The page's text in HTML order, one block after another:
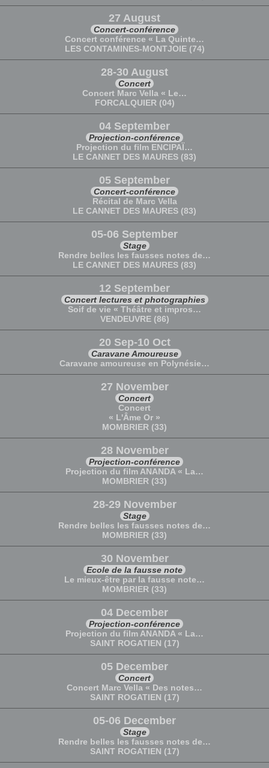
27 August
Concert-conférence
Concert conférence « La Quinte…
LES CONTAMINES-MONTJOIE (74)
28-30 August
Concert
Concert Marc Vella « Le…
FORCALQUIER (04)
04 September
Projection-conférence
Projection du film ENCIPAÏ…
LE CANNET DES MAURES (83)
05 September
Concert-conférence
Récital de Marc Vella
LE CANNET DES MAURES (83)
05-06 September
Stage
Rendre belles les fausses notes de…
LE CANNET DES MAURES (83)
12 September
Concert lectures et photographies
Soif de vie « Théâtre et impros…
VENDEUVRE (86)
20 Sep-10 Oct
Caravane Amoureuse
Caravane amoureuse en Polynésie…
27 November
Concert
Concert
« L'Âme Or »
MOMBRIER (33)
28 November
Projection-conférence
Projection du film ANANDA « La…
MOMBRIER (33)
28-29 November
Stage
Rendre belles les fausses notes de…
MOMBRIER (33)
30 November
Ecole de la fausse note
Le mieux-être par la fausse note…
MOMBRIER (33)
04 December
Projection-conférence
Projection du film ANANDA « La…
SAINT ROGATIEN (17)
05 December
Concert
Concert Marc Vella « Des notes…
SAINT ROGATIEN (17)
05-06 December
Stage
Rendre belles les fausses notes de…
SAINT ROGATIEN (17)